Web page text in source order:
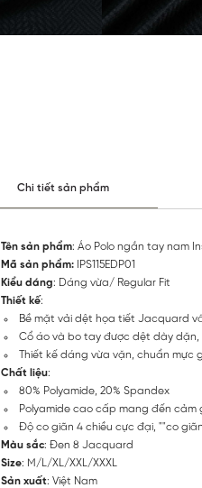
Chi tiết sản phẩm
Tên sản phẩm: Áo Polo ngắn tay nam
Mã sản phẩm: IPS115EDP01
Kiểu dáng: Dáng vừa/ Regular Fit
Thiết kế:
Bề mặt vải dệt họa tiết Jacquard
Cổ áo và bo tay được dệt dày dặn,
Thiết kế dáng vừa vặn, chuẩn mực
Chất liệu:
80% Polyamide, 20% Spandex
Polyamide cao cấp mang đến
Độ co giãn 4 chiều cực đại, ""co
Màu sắc: Đen 8 Jacquard
Size: M/L/XL/XXL/XXXL
Sản xuất: Việt Nam